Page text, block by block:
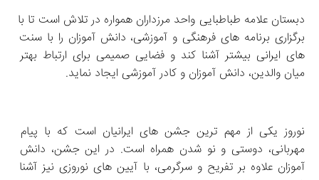
دبستان علامه طباطبایی واحد مرزداران همواره در تلاش است تا با
های ایرانی بیشتر آشنا کند و فضایی صمیمی برای ارتباط بهتر
میان والدین، دانش‌ آموزان و کادر آموزشی ایجاد نماید.
نوروز یکی از مهم‌ ترین جشن‌ های ایرانیان است که با پیام
آموزان علاوه بر تفریح و سرگرمی، با آیین‌ های نوروزی نیز آشنا